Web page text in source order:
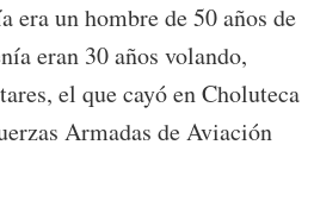
era un hombre de 50 años de
eran 30 años volando,
el que cayó en Choluteca
Armadas de Aviación